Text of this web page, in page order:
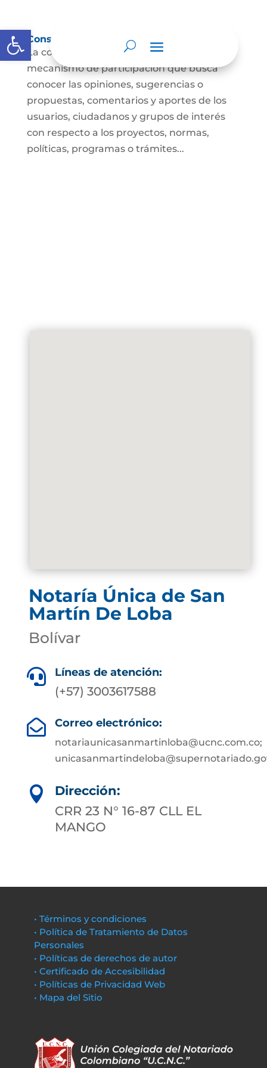
Abrir barra de herramientas
Consulta ciudadana
La consulta a la ciudadanía es un
mecanismo de participación que busca
conocer las opiniones, sugerencias o
propuestas, comentarios y aportes de los
usuarios, ciudadanos y grupos de interés
con respecto a los proyectos, normas,
políticas, programas o trámites...
Notaría Única de San
Martín De Loba
Bolívar
 Líneas de atención:
(+57) 3003617588
 Correo electrónico:
notariaunicasanmartinloba@ucnc.com.co;

Dirección:
CRR 23 N° 16-87 CLL EL
MANGO
• Términos y condiciones
• Política de Tratamiento de Datos
Personales
• Políticas de derechos de autor
• Certificado de Accesibilidad
• Políticas de Privacidad Web
• Mapa del Sitio